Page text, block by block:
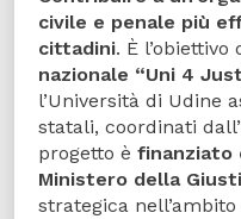
civile e penale più
cittadini. È l’obiettivo
nazionale “Uni 4
l’Università di Udine
statali, coordinati
progetto è finanziato
Ministero della
strategica